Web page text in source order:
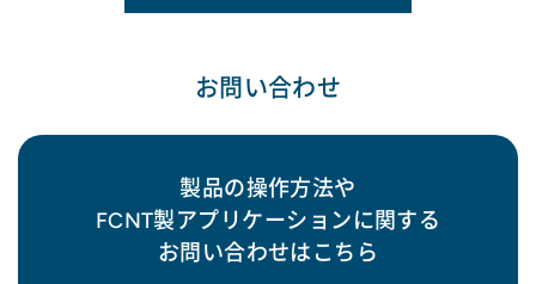
お問い合わせ
製品の操作方法や
FCNT製アプリケーションに関する
お問い合わせはこちら